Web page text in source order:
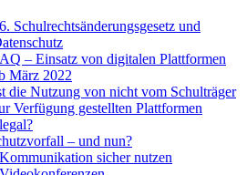
Schulrechtsänderungsgesetz und
– Einsatz von digitalen Plattformen
März 2022
die Nutzung von nicht vom Schulträger
Verfügung gestellten Plattformen
– und nun?
sicher nutzen